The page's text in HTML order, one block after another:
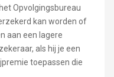
Opvolgingsbureau
kan worden of
aan een lagere
als hij je een
toepassen die